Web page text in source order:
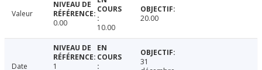
Valeur
0.00
10.00
20.00
Date
1
31